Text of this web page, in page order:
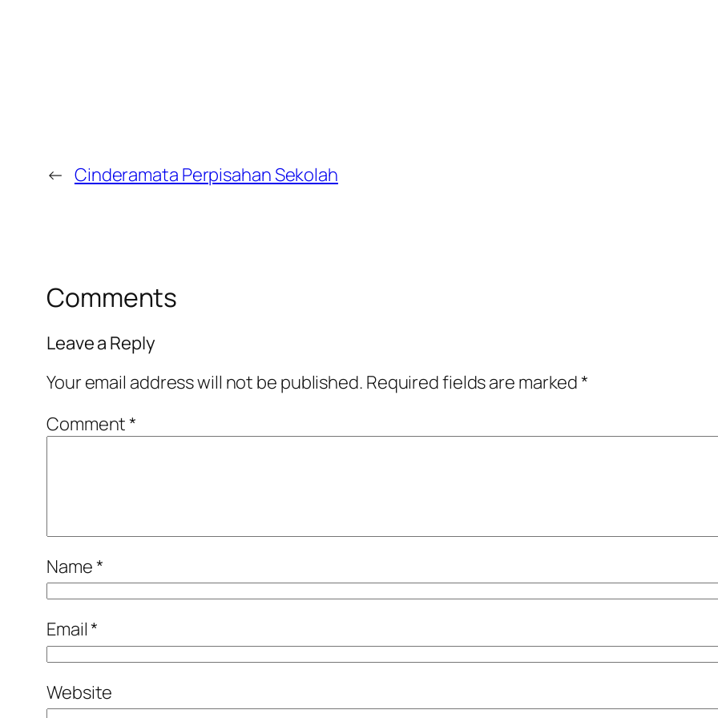
← Cinderamata Perpisahan Sekolah
Comments
Leave a Reply
Your email address will not be published. Required fields are marked*
Comment*
Name*
Email*
Website